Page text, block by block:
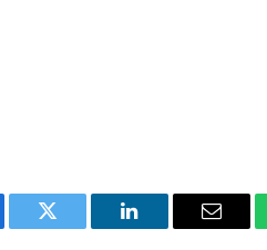
Twitter LinkedIn Email